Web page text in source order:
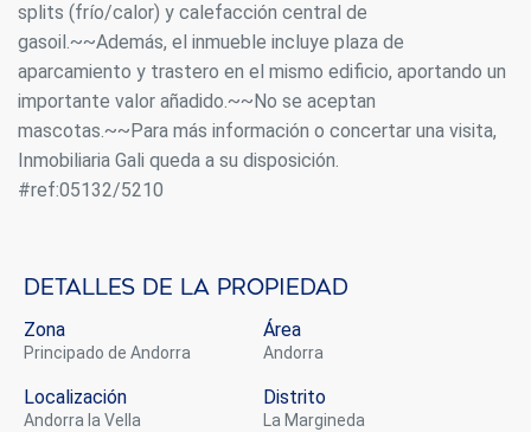
splits (frío/calor) y calefacción central de
gasoil.~~Además, el inmueble incluye plaza de
aparcamiento y trastero en el mismo edificio, aportando un
importante valor añadido.~~No se aceptan
mascotas.~~Para más información o concertar una visita,
Inmobiliaria Gali queda a su disposición.
#ref:05132/5210
Detalles de la propiedad
Zona
Principado de Andorra
Área
Andorra
Localización
Andorra la Vella
Distrito
La Margineda